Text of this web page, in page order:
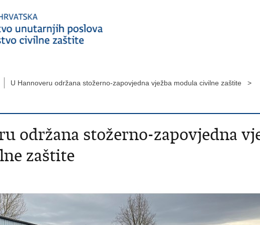
U Hannoveru održana stožerno-zapovjedna vježba modula civilne zaštite >
održana stožerno-zapovjedna
zaštite